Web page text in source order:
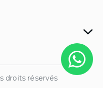
droits réservés